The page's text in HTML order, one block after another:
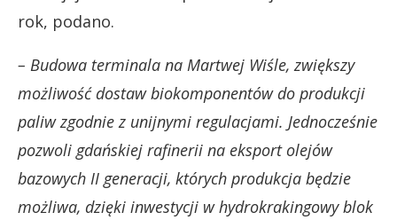
rok, podano.
– Budowa terminala na Martwej Wiśle, zwiększy
możliwość dostaw biokomponentów do produkcji
paliw zgodnie z unijnymi regulacjami. Jednocześnie
pozwoli gdańskiej rafinerii na eksport olejów
bazowych II generacji, których produkcja będzie
możliwa, dzięki inwestycji w hydrokrakingowy blok